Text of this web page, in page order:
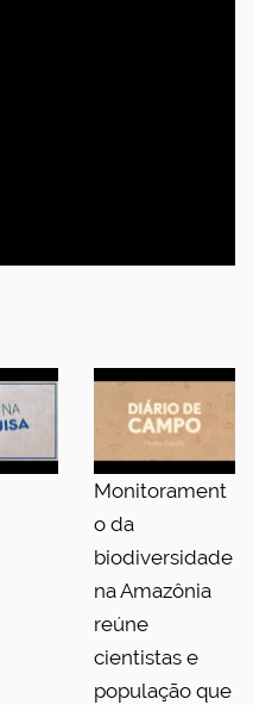
Monitorament
o da
biodiversidade
na Amazônia
reúne
cientistas e
população que